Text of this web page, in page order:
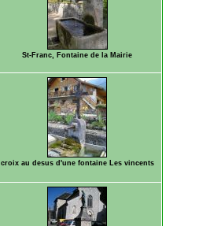
St-Franc, Fontaine de la Mairie
croix au desus d'une fontaine Les vincents